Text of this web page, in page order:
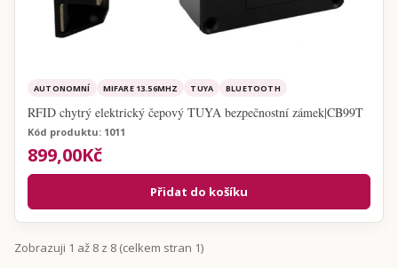
AUTONOMNÍ MIFARE 13.56MHZ TUYA BLUETOOTH
RFID chytrý elektrický čepový TUYA bezpečnostní zámek|CB99T
Kód produktu: 1011
899,00Kč
Přidat do košíku
Zobrazuji 1 až 8 z 8 (celkem stran 1)